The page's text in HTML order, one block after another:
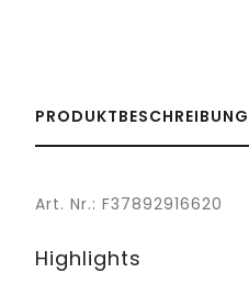
PRODUKTBESCHREIBUNG
Art. Nr.: F37892916620
Highlights